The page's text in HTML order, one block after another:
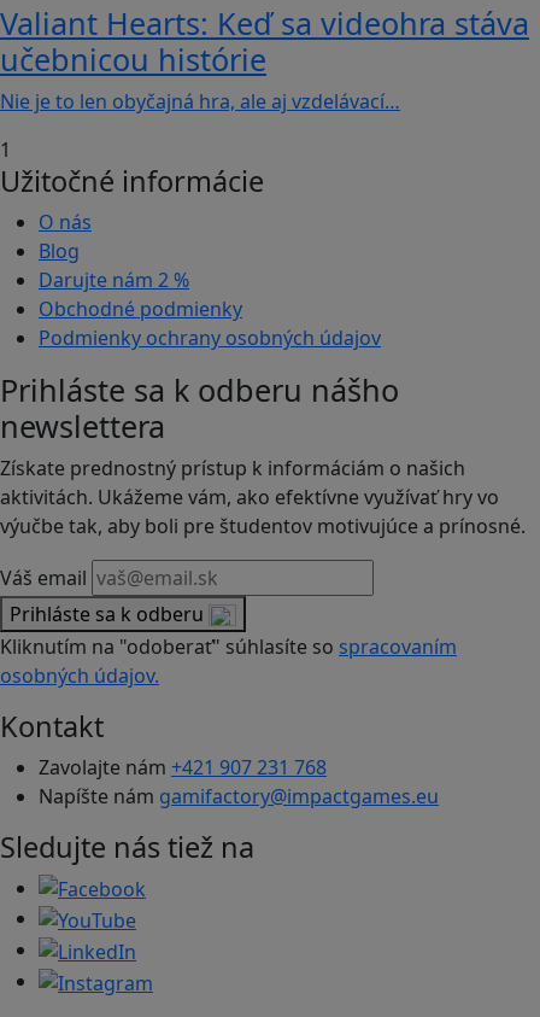
Valiant Hearts: Keď sa videohra stáva
učebnicou histórie
Nie je to len obyčajná hra, ale aj vzdelávací…
1
Užitočné informácie
O nás
Blog
Darujte nám 2 %
Obchodné podmienky
Podmienky ochrany osobných údajov
Prihláste sa k odberu nášho
newslettera
Získate prednostný prístup k informáciám o našich
aktivitách. Ukážeme vám, ako efektívne využívať hry vo
výučbe tak, aby boli pre študentov motivujúce a prínosné.
Váš email
Prihláste sa k odberu
Kliknutím na "odoberať" súhlasíte so spracovaním
osobných údajov.
Kontakt
Zavolajte nám +421 907 231 768
Napíšte nám gamifactory@impactgames.eu
Sledujte nás tiež na